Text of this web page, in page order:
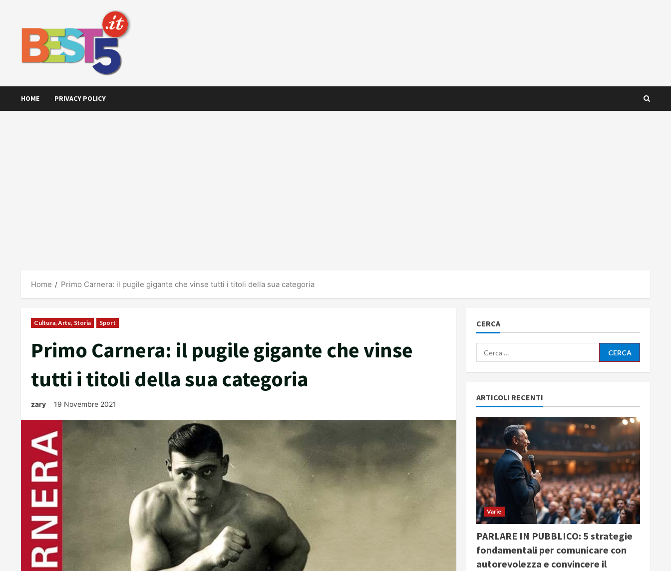
HOME PRIVACY POLICY
Home Primo Carnera: il pugile gigante che vinse tutti i titoli della sua categoria
Cultura, Arte, Storia Sport
Primo Carnera: il pugile gigante che vinse
tutti i titoli della sua categoria
zary 19 Novembre 2021
CERCA
Ricerca
per:
ARTICOLI RECENTI
Varie
PARLARE IN PUBBLICO: 5 strategie
fondamentali per comunicare con
autorevolezza e convincere il